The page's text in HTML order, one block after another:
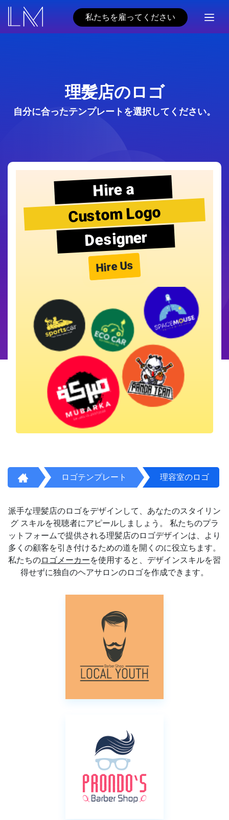
私たちを雇ってください
理髪店のロゴ
自分に合ったテンプレートを選択してください。
Hire a
Custom Logo
Designer
Hire Us
ロゴテンプレート 理容室のロゴ
派手な理髪店のロゴをデザインして、あなたのスタイリン
グ スキルを視聴者にアピールしましょう。 私たちのプラ
ットフォームで提供される理髪店のロゴデザインは、より
多くの顧客を引き付けるための道を開くのに役立ちます。
私たちのロゴメーカーを使用すると、デザインスキルを習
得せずに独自のヘアサロンのロゴを作成できます。